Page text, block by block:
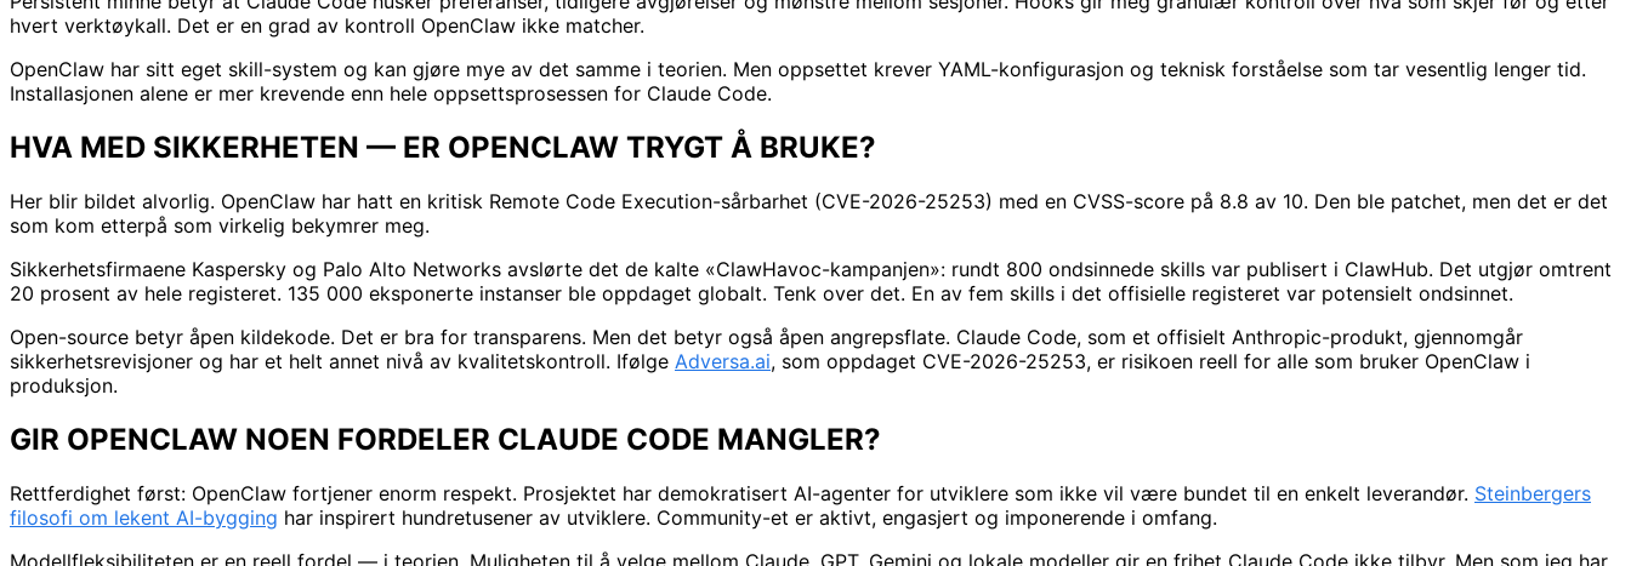
hvert verktøykall. Det er en grad av kontroll OpenClaw ikke matcher.
OpenClaw har sitt eget skill-system og kan gjøre mye av det samme i teorien. Men oppsettet krever YAML-konfigurasjon og teknisk forståelse som tar vesentlig lenger tid.
Installasjonen alene er mer krevende enn hele oppsettsprosessen for Claude Code.
HVA MED SIKKERHETEN — ER OPENCLAW TRYGT Å BRUKE?
Her blir bildet alvorlig. OpenClaw har hatt en kritisk Remote Code Execution-sårbarhet (CVE-2026-25253) med en CVSS-score på 8.8 av 10. Den ble patchet, men det er det
som kom etterpå som virkelig bekymrer meg.
Sikkerhetsfirmaene Kaspersky og Palo Alto Networks avslørte det de kalte «ClawHavoc-kampanjen»: rundt 800 ondsinnede skills var publisert i ClawHub. Det utgjør omtrent
20 prosent av hele registeret. 135 000 eksponerte instanser ble oppdaget globalt. Tenk over det. En av fem skills i det offisielle registeret var potensielt ondsinnet.
Open-source betyr åpen kildekode. Det er bra for transparens. Men det betyr også åpen angrepsflate. Claude Code, som et offisielt Anthropic-produkt, gjennomgår
sikkerhetsrevisjoner og har et helt annet nivå av kvalitetskontroll. Ifølge Adversa.ai, som oppdaget CVE-2026-25253, er risikoen reell for alle som bruker OpenClaw i
produksjon.
GIR OPENCLAW NOEN FORDELER CLAUDE CODE MANGLER?
Rettferdighet først: OpenClaw fortjener enorm respekt. Prosjektet har demokratisert AI-agenter for utviklere som ikke vil være bundet til en enkelt leverandør. Steinbergers
filosofi om lekent AI-bygging har inspirert hundretusener av utviklere. Community-et er aktivt, engasjert og imponerende i omfang.
Modellfleksibiliteten er en reell fordel — i teorien. Muligheten til å velge mellom Claude, GPT, Gemini og lokale modeller gir en frihet Claude Code ikke tilbyr. Men som jeg har